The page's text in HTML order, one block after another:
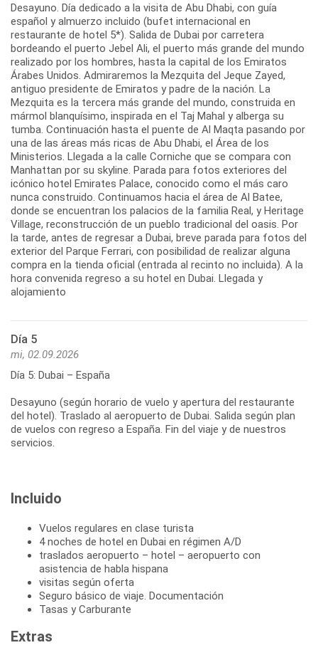
Desayuno. Día dedicado a la visita de Abu Dhabi, con guía
español y almuerzo incluido (bufet internacional en
restaurante de hotel 5*). Salida de Dubai por carretera
bordeando el puerto Jebel Ali, el puerto más grande del mundo
realizado por los hombres, hasta la capital de los Emiratos
Árabes Unidos. Admiraremos la Mezquita del Jeque Zayed,
antiguo presidente de Emiratos y padre de la nación. La
Mezquita es la tercera más grande del mundo, construida en
mármol blanquísimo, inspirada en el Taj Mahal y alberga su
tumba. Continuación hasta el puente de Al Maqta pasando por
una de las áreas más ricas de Abu Dhabi, el Área de los
Ministerios. Llegada a la calle Corniche que se compara con
Manhattan por su skyline. Parada para fotos exteriores del
icónico hotel Emirates Palace, conocido como el más caro
nunca construido. Continuamos hacia el área de Al Batee,
donde se encuentran los palacios de la familia Real, y Heritage
Village, reconstrucción de un pueblo tradicional del oasis. Por
la tarde, antes de regresar a Dubai, breve parada para fotos del
exterior del Parque Ferrari, con posibilidad de realizar alguna
compra en la tienda oficial (entrada al recinto no incluida). A la
hora convenida regreso a su hotel en Dubai. Llegada y
alojamiento
Día 5
mi, 02.09.2026
Día 5: Dubai – España
Desayuno (según horario de vuelo y apertura del restaurante
del hotel). Traslado al aeropuerto de Dubai. Salida según plan
de vuelos con regreso a España. Fin del viaje y de nuestros
servicios.
Incluido
Vuelos regulares en clase turista
4 noches de hotel en Dubai en régimen A/D
traslados aeropuerto – hotel – aeropuerto con
asistencia de habla hispana
visitas según oferta
Seguro básico de viaje. Documentación
Tasas y Carburante
Extras